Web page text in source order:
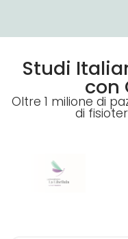
Studi
con
Oltre 1 milione di
di